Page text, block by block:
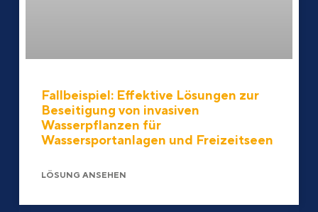
Fallbeispiel: Effektive Lösungen zur
Beseitigung von invasiven
Wasserpflanzen für
Wassersportanlagen und Freizeitseen
LÖSUNG ANSEHEN